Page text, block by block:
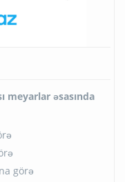
meyarlar əsasında
görə